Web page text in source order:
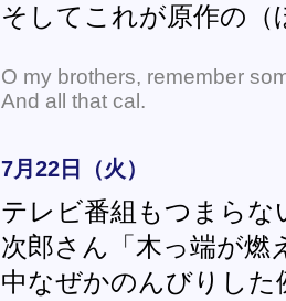
そしてこれが原作の（
O my brothers, remember
And all that cal.
7月22日（火）
テレビ番組もつまら
次郎さん「木っ端が燃
中なぜかのんびりし